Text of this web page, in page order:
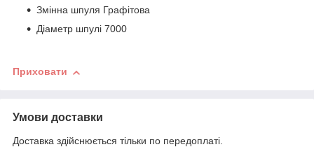
Змінна шпуля Графітова
Діаметр шпулі 7000
Приховати
Умови доставки
Доставка здійснюється тільки по передоплаті.